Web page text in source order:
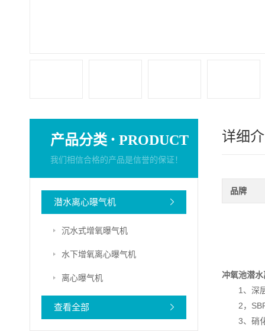
产品分类 · PRODUCT
我们相信合格的产品是信誉的保证！
潜水离心曝气机
沉水式增氧曝气机
水下增氧离心曝气机
离心曝气机
查看全部
详细
品牌
冲氧池潜
1、深层
2，SBR
3、硝化